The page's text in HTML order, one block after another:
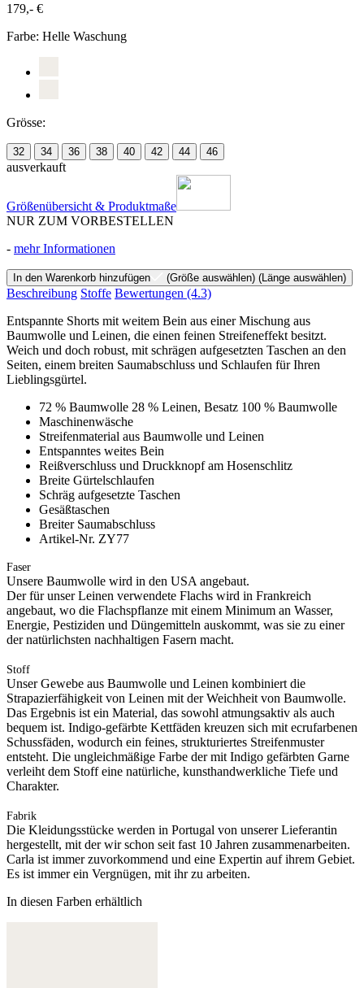
179,- €
Farbe: Helle Waschung
Grösse:
32 34 36 38 40 42 44 46
ausverkauft
Größenübersicht & Produktmaße
NUR ZUM VORBESTELLEN
- mehr Informationen
In den Warenkorb hinzufügen (Größe auswählen) (Länge auswählen)
Beschreibung Stoffe Bewertungen (4.3)
Entspannte Shorts mit weitem Bein aus einer Mischung aus
Baumwolle und Leinen, die einen feinen Streifeneffekt besitzt.
Weich und doch robust, mit schrägen aufgesetzten Taschen an den
Seiten, einem breiten Saumabschluss und Schlaufen für Ihren
Lieblingsgürtel.
72 % Baumwolle 28 % Leinen, Besatz 100 % Baumwolle
Maschinenwäsche
Streifenmaterial aus Baumwolle und Leinen
Entspanntes weites Bein
Reißverschluss und Druckknopf am Hosenschlitz
Breite Gürtelschlaufen
Schräg aufgesetzte Taschen
Gesäßtaschen
Breiter Saumabschluss
Artikel-Nr. ZY77
Faser
Unsere Baumwolle wird in den USA angebaut.
Der für unser Leinen verwendete Flachs wird in Frankreich
angebaut, wo die Flachspflanze mit einem Minimum an Wasser,
Energie, Pestiziden und Düngemitteln auskommt, was sie zu einer
der natürlichsten nachhaltigen Fasern macht.
Stoff
Unser Gewebe aus Baumwolle und Leinen kombiniert die
Strapazierfähigkeit von Leinen mit der Weichheit von Baumwolle.
Das Ergebnis ist ein Material, das sowohl atmungsaktiv als auch
bequem ist. Indigo-gefärbte Kettfäden kreuzen sich mit ecrufarbenen
Schussfäden, wodurch ein feines, strukturiertes Streifenmuster
entsteht. Die ungleichmäßige Farbe der mit Indigo gefärbten Garne
verleiht dem Stoff eine natürliche, kunsthandwerkliche Tiefe und
Charakter.
Fabrik
Die Kleidungsstücke werden in Portugal von unserer Lieferantin
hergestellt, mit der wir schon seit fast 10 Jahren zusammenarbeiten.
Carla ist immer zuvorkommend und eine Expertin auf ihrem Gebiet.
Es ist immer ein Vergnügen, mit ihr zu arbeiten.
In diesen Farben erhältlich